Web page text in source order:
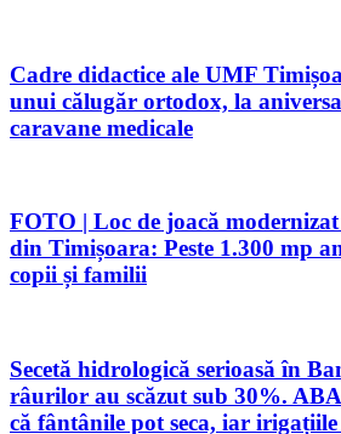
Cadre didactice ale UMF
unui călugăr ortodox, la
caravane medicale
FOTO | Loc de joacă
din Timișoara: Peste 1.300 mp
copii și familii
Secetă hidrologică serioasă în
râurilor au scăzut sub 30%.
că fântânile pot seca, iar irigațiile